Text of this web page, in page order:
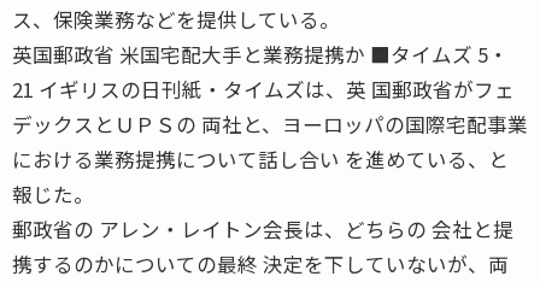
ス、保険業務などを提供している。
英国郵政省 米国宅配大手と業務提携か ■タイムズ 5・
21 イギリスの日刊紙・タイムズは、英 国郵政省がフェ
デックスとＵＰＳの 両社と、ヨーロッパの国際宅配事業
における業務提携について話し合い を進めている、と
報じた。
郵政省の アレン・レイトン会長は、どちらの 会社と提
携するのかについての最終 決定を下していないが、両